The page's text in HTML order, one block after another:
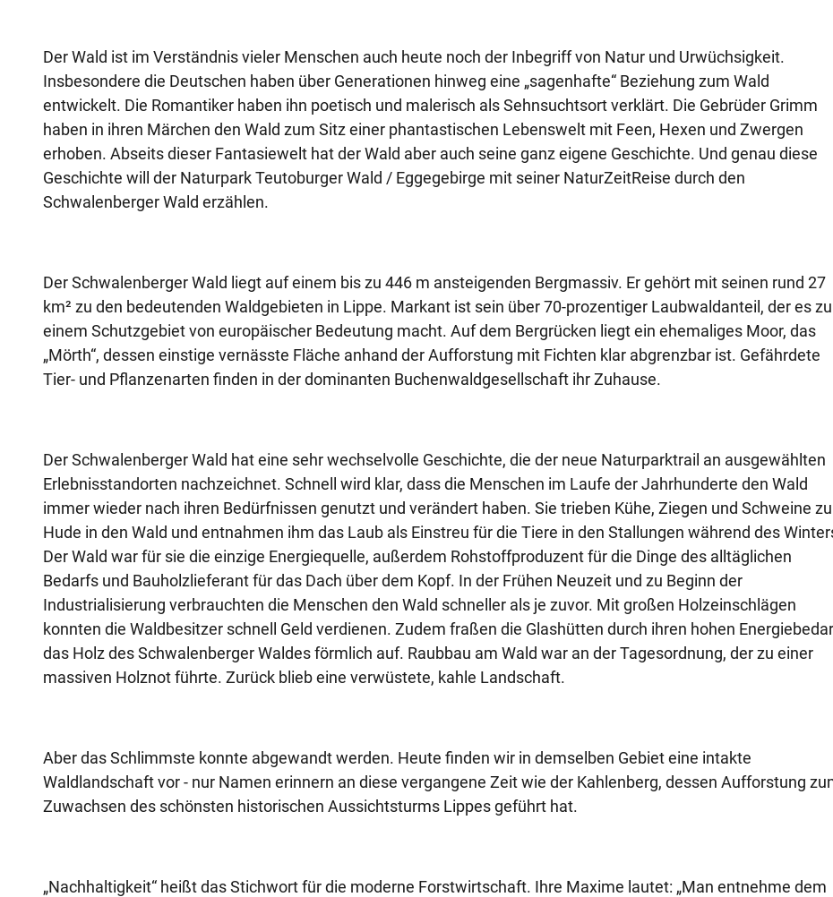
Der Wald ist im Verständnis vieler Menschen auch heute noch der Inbegriff von Natur und Urwüchsigkeit.
Insbesondere die Deutschen haben über Generationen hinweg eine „sagenhafte“ Beziehung zum Wald
entwickelt. Die Romantiker haben ihn poetisch und malerisch als Sehnsuchtsort verklärt. Die Gebrüder Grimm
haben in ihren Märchen den Wald zum Sitz einer phantastischen Lebenswelt mit Feen, Hexen und Zwergen
erhoben. Abseits dieser Fantasiewelt hat der Wald aber auch seine ganz eigene Geschichte. Und genau diese
Geschichte will der Naturpark Teutoburger Wald / Eggegebirge mit seiner NaturZeitReise durch den
Schwalenberger Wald erzählen.
Der Schwalenberger Wald liegt auf einem bis zu 446 m ansteigenden Bergmassiv. Er gehört mit seinen rund 27
km² zu den bedeutenden Waldgebieten in Lippe. Markant ist sein über 70-prozentiger Laubwaldanteil, der es zu
einem Schutzgebiet von europäischer Bedeutung macht. Auf dem Bergrücken liegt ein ehemaliges Moor, das
„Mörth“, dessen einstige vernässte Fläche anhand der Aufforstung mit Fichten klar abgrenzbar ist. Gefährdete
Tier- und Pflanzenarten finden in der dominanten Buchenwaldgesellschaft ihr Zuhause.
Der Schwalenberger Wald hat eine sehr wechselvolle Geschichte, die der neue Naturparktrail an ausgewählten
Erlebnisstandorten nachzeichnet. Schnell wird klar, dass die Menschen im Laufe der Jahrhunderte den Wald
immer wieder nach ihren Bedürfnissen genutzt und verändert haben. Sie trieben Kühe, Ziegen und Schweine
Hude in den Wald und entnahmen ihm das Laub als Einstreu für die Tiere in den Stallungen während des
Der Wald war für sie die einzige Energiequelle, außerdem Rohstoffproduzent für die Dinge des alltäglichen
Bedarfs und Bauholzlieferant für das Dach über dem Kopf. In der Frühen Neuzeit und zu Beginn der
Industrialisierung verbrauchten die Menschen den Wald schneller als je zuvor. Mit großen Holzeinschlägen
konnten die Waldbesitzer schnell Geld verdienen. Zudem fraßen die Glashütten durch ihren hohen
das Holz des Schwalenberger Waldes förmlich auf. Raubbau am Wald war an der Tagesordnung, der zu einer
massiven Holznot führte. Zurück blieb eine verwüstete, kahle Landschaft.
Aber das Schlimmste konnte abgewandt werden. Heute finden wir in demselben Gebiet eine intakte
Waldlandschaft vor - nur Namen erinnern an diese vergangene Zeit wie der Kahlenberg, dessen Aufforstung
Zuwachsen des schönsten historischen Aussichtsturms Lippes geführt hat.
„Nachhaltigkeit“ heißt das Stichwort für die moderne Forstwirtschaft. Ihre Maxime lautet: „Man entnehme dem